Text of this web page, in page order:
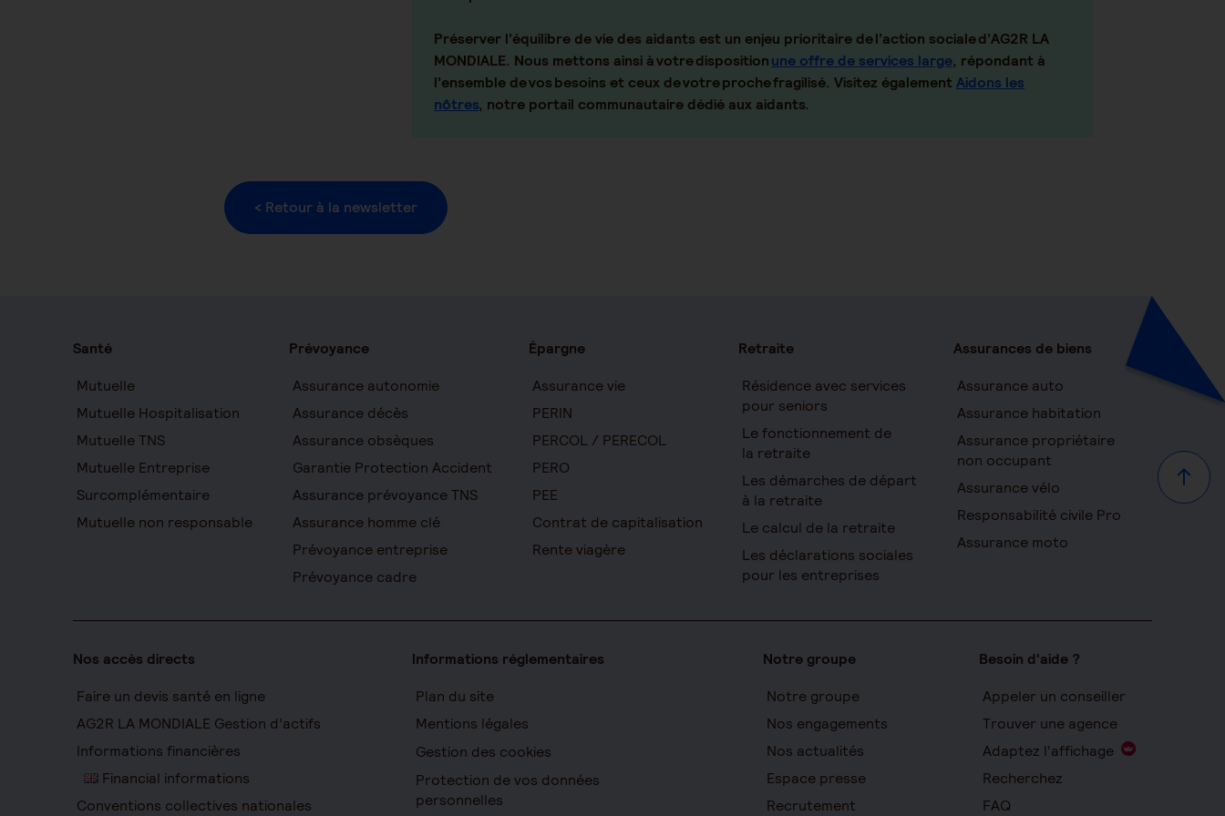
Préserver l’équilibre de vie des aidants est un enjeu prioritaire de l’action sociale d’AG2R LA
MONDIALE. Nous mettons ainsi à votre dispositionune offre de services large, répondant à
l’ensemble de vos besoins et ceux de votre proche fragilisé. Visitez également Aidons les
nôtres, notre portail communautaire dédié aux aidants.
< Retour à la newsletter
Haut
Santé
Mutuelle
Mutuelle Hospitalisation
Mutuelle TNS
Mutuelle Entreprise
Surcomplémentaire
Mutuelle non responsable
Prévoyance
Assurance autonomie
Assurance décès
Assurance obsèques
Garantie Protection Accident
Assurance prévoyance TNS
Assurance homme clé
Prévoyance entreprise
Prévoyance cadre
Épargne
Assurance vie
PERIN
PERCOL / PERECOL
PERO
PEE
Contrat de capitalisation
Rente viagère
Retraite
Résidence avec services
pour seniors
Le fonctionnement de
la retraite
Les démarches de départ
à la retraite
Le calcul de la retraite
Les déclarations sociales
pour les entreprises
Assurances de biens
Assurance auto
Assurance habitation
Assurance propriétaire
non occupant
Assurance vélo
Responsabilité civile Pro
Assurance moto
Nos accès directs
Faire un devis santé en ligne
AG2R LA MONDIALE Gestion d’actifs
Informations financières
Financial informations
Conventions collectives nationales
Informations réglementaires
Plan du site
Mentions légales
Gestion des cookies
Protection de vos données
personnelles
Notre groupe
Notre groupe
Nos engagements
Nos actualités
Espace presse
Recrutement
Besoin d'aide ?
Appeler un conseiller
Trouver une agence
Adaptez l'affichage
Recherchez
FAQ